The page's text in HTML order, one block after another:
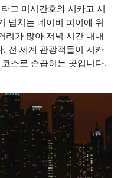
고 미시간호와 시카고 시
넘치는 네이비 피어에 위
리가 많아 저녁 시간 내내
전 세계 관광객들이 시카
스로 손꼽히는 곳입니다.